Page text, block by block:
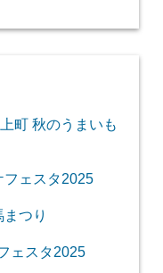
町 秋のうまいも
ェスタ2025
つり
ェスタ2025